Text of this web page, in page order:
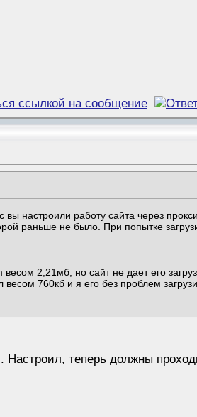
настроили работу сайта через
раньше не было. При попытке
2,21мб, но сайт не дает его
весом 760кб и я его без проблем
теперь должны